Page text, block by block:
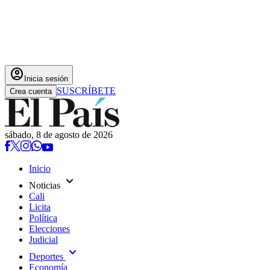
account_circle Inicia sesión
Crea cuenta SUSCRÍBETE
sábado, 8 de agosto de 2026
Inicio
Noticias expand_more
Cali
Licita
Política
Elecciones
Judicial
Deportes expand_more
Economía